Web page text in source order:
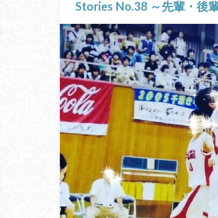
Stories No.38 ～先輩・後